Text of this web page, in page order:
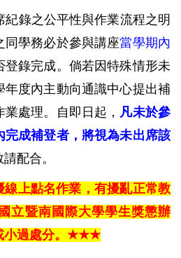
紀錄之公平性與作業流程之明
同學務必於參與講座當學期內
錄完成。倘若因特殊情形未
度內主動向通識中心提出補
處理。自即日起， 凡未於參
完成補登者，將視為未出席該
配合。
線上點名作業，有擾亂正常教
立暨南國際大學學生獎懲辦
過處分。 ★★★